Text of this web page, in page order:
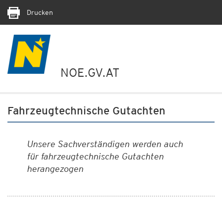
Drucken
NOE.GV.AT
Fahrzeugtechnische Gutachten
Unsere Sachverständigen werden auch
für fahrzeugtechnische Gutachten
herangezogen